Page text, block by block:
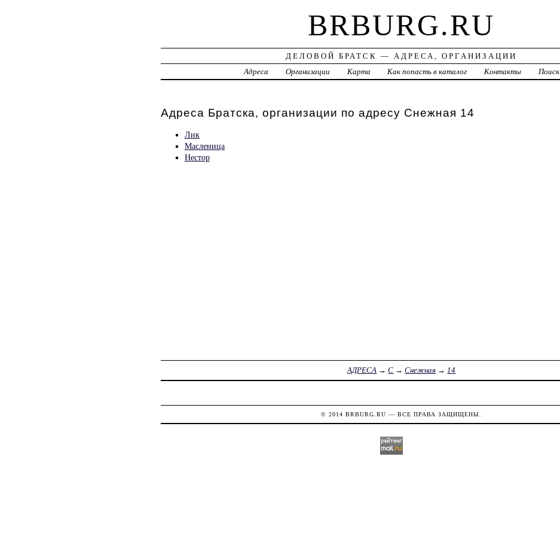
BRBURG.RU
ДЕЛОВОЙ БРАТСК — АДРЕСА, ОРГАНИЗАЦИИ
Адреса
Организации Карта Как попасть в каталог Контакты Поиск
Адреса Братска, организации по адресу Снежная 14
Лик
Масленица
Нестор
АДРЕСА →С →Снежная →14
© 2014BRBURG.RU — ВСЕ ПРАВА ЗАЩИЩЕНЫ.